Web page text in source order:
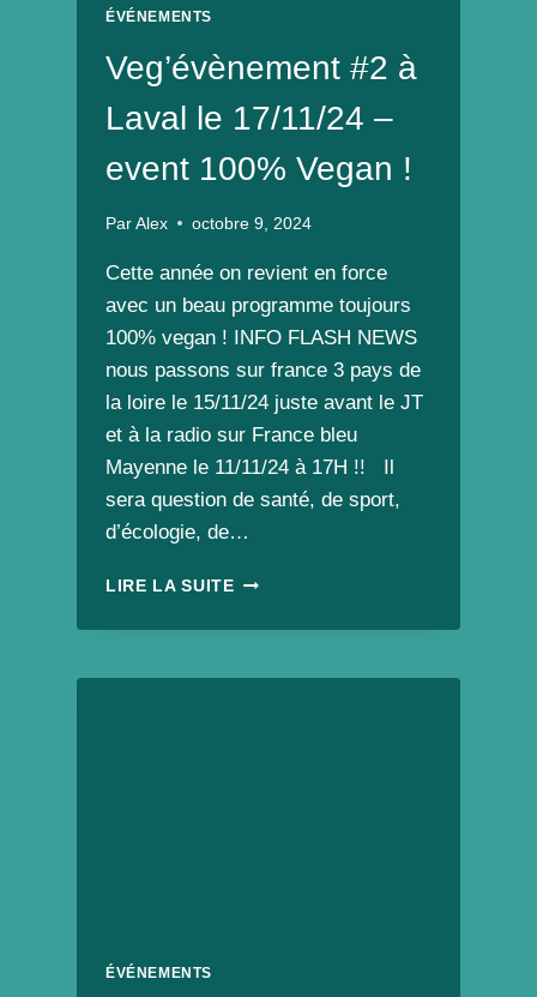
ÉVÉNEMENTS
Veg’évènement #2 à
Laval le 17/11/24 –
event 100% Vegan !
Par Alex octobre 9, 2024
Cette année on revient en force
avec un beau programme toujours
100% vegan ! INFO FLASH NEWS
nous passons sur france 3 pays de
la loire le 15/11/24 juste avant le JT
et à la radio sur France bleu
Mayenne le 11/11/24 à 17H !! Il
sera question de santé, de sport,
d’écologie, de…
LIRE LA SUITEVEG’ÉVÈNEMENT
À
LE
ÉVÉNEMENTS